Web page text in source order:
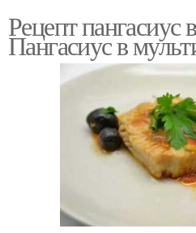
Рецепт пангасиус
Пангасиус в